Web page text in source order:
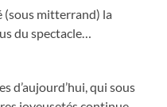
(sous mitterrand) la
du spectacle…
d’aujourd’hui, qui sous